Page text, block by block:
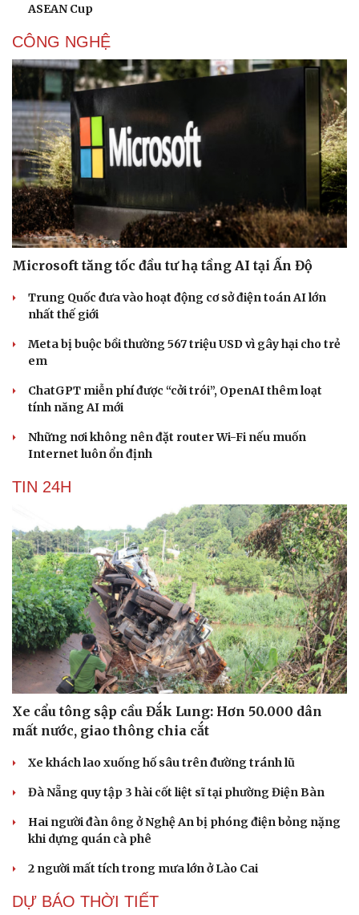
Cải chính
ASEAN Cup
CÔNG NGHỆ
Microsoft tăng tốc đầu tư hạ tầng AI tại Ấn Độ
Trung Quốc đưa vào hoạt động cơ sở điện toán AI lớn
nhất thế giới
Meta bị buộc bồi thường 567 triệu USD vì gây hại cho trẻ
em
ChatGPT miễn phí được “cởi trói”, OpenAI thêm loạt
tính năng AI mới
Những nơi không nên đặt router Wi-Fi nếu muốn
Internet luôn ổn định
TIN 24H
Xe cẩu tông sập cầu Đắk Lung: Hơn 50.000 dân
mất nước, giao thông chia cắt
Xe khách lao xuống hố sâu trên đường tránh lũ
Đà Nẵng quy tập 3 hài cốt liệt sĩ tại phường Điện Bàn
Hai người đàn ông ở Nghệ An bị phóng điện bỏng nặng
khi dựng quán cà phê
2 người mất tích trong mưa lớn ở Lào Cai
DỰ BÁO THỜI TIẾT